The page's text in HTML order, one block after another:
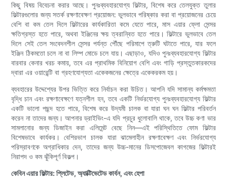
কিছু বিষয় বিবেচনা করার আছে। পুনঃব্যবহারযোগ্য ফিল্টার, বিশেষ করে তেলযুক্ত তুলার
ফিল্টারগুলোর জন্য সতর্ক রক্ষণাবেক্ষণ প্রয়োজন: ভুলভাবে পরিষ্কার করা বা প্রয়োজনের চেয়ে
বেশি বা কম তেল দিলে ফিল্টারের কার্যকারিতা কমে যেতে পারে, মাস এয়ার ফ্লো সেন্সর
ক্ষতিগ্রস্ত হতে পারে, অথবা ইঞ্জিনের ক্ষয় ত্বরান্বিত হতে পারে। ফিল্টারে ভুলভাবে তেল
দিলে সেই তেল সংবেদনশীল সেন্সর পর্যন্ত পৌঁছে পরিমাপে ত্রুটি ঘটাতে পারে, যার ফলে
ইঞ্জিন ঠিকমতো চলে না বা লিম্প মোডে চলে যায়। এছাড়াও, যদিও পুনঃব্যবহারযোগ্য ফিল্টার
বারবার কেনার খরচ কমায়, তবে এর প্রাথমিক বিনিয়োগ বেশি এবং গাড়ি প্রস্তুতকারকদের
দ্বারা এর ওয়ারেন্টি বা গ্রহণযোগ্যতা একেকজনের ক্ষেত্রে একেকরকম হয়।
ব্যবহারের উদ্দেশ্যের উপর ভিত্তি করে নির্বাচন করা উচিত। আপনি যদি সামান্য কর্মক্ষমতা
বৃদ্ধি চান এবং রক্ষণাবেক্ষণে যত্নশীল হন, তবে একটি নির্ভরযোগ্য পুনঃব্যবহারযোগ্য ফিল্টার
একটি ভালো পছন্দ হতে পারে, বিশেষ করে উদ্যমী চালক বা যারা ঘন ঘন ফিল্টার পরিবর্তন
করেন না তাদের জন্য। আপনার ড্রাইভিং-এ যদি প্রচুর ধুলোবালি থাকে, তবে উচ্চ কণা ভার
সামলানোর জন্য ডিজাইন করা এলিমেন্ট বেছে নিন—এই পরিস্থিতিতে ফোম ফিল্টার
বিশেষভাবে কার্যকর। বেশিরভাগ চালক যারা ঝামেলাহীন রক্ষণাবেক্ষণ এবং নির্ভরযোগ্য
পরিস্রাবণকে অগ্রাধিকার দেন, তাদের জন্য উচ্চ-মানের ডিসপোজেবল কাগজের ফিল্টারই
নিরাপদ ও কম ঝুঁকিপূর্ণ বিকল্প।
কেবিন এয়ার ফিল্টার: প্লিটেড, অ্যাক্টিভেটেড কার্বন, এবং হেপা